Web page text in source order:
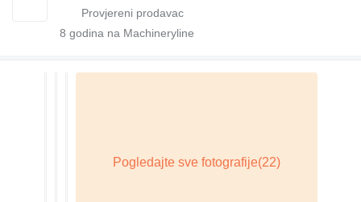
8 godina na Machineryline